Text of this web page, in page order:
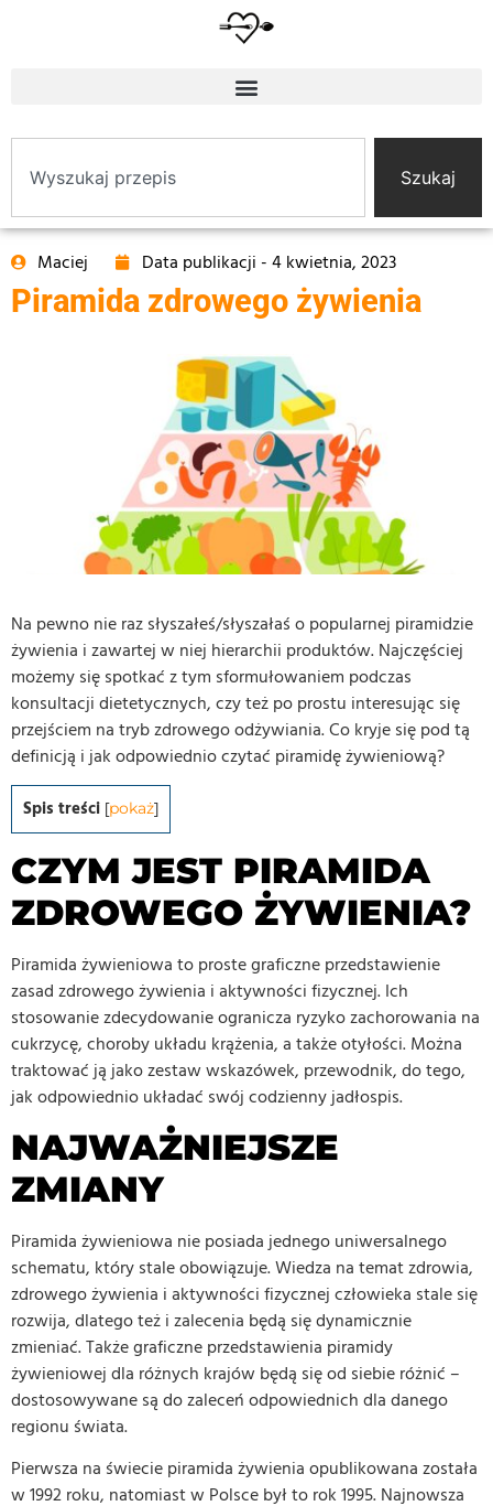
Szukaj
Maciej Data publikacji - 4 kwietnia, 2023
Piramida zdrowego żywienia
Na pewno nie raz słyszałeś/słyszałaś o popularnej piramidzie
żywienia i zawartej w niej hierarchii produktów. Najczęściej
możemy się spotkać z tym sformułowaniem podczas
konsultacji dietetycznych, czy też po prostu interesując się
przejściem na tryb zdrowego odżywiania. Co kryje się pod tą
definicją i jak odpowiednio czytać piramidę żywieniową?
Spis treści [pokaż]
CZYM JEST PIRAMIDA
ZDROWEGO ŻYWIENIA?
Piramida żywieniowa to proste graficzne przedstawienie
zasad zdrowego żywienia i aktywności fizycznej. Ich
stosowanie zdecydowanie ogranicza ryzyko zachorowania na
cukrzycę, choroby układu krążenia, a także otyłości. Można
traktować ją jako zestaw wskazówek, przewodnik, do tego,
jak odpowiednio układać swój codzienny jadłospis.
NAJWAŻNIEJSZE
ZMIANY
Piramida żywieniowa nie posiada jednego uniwersalnego
schematu, który stale obowiązuje. Wiedza na temat zdrowia,
zdrowego żywienia i aktywności fizycznej człowieka stale się
rozwija, dlatego też i zalecenia będą się dynamicznie
zmieniać. Także graficzne przedstawienia piramidy
żywieniowej dla różnych krajów będą się od siebie różnić –
dostosowywane są do zaleceń odpowiednich dla danego
regionu świata.
Pierwsza na świecie piramida żywienia opublikowana została
w 1992 roku, natomiast w Polsce był to rok 1995. Najnowsza